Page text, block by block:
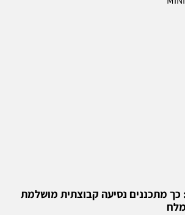
הסעות בדרום 2026: כך מתכננים נסיעה קבוצתית מושלמת